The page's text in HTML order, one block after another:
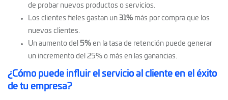
de probar nuevos productos o servicios.
Los clientes fieles gastan un 31% más por compra que los
nuevos clientes.
Un aumento del 5% en la tasa de retención puede generar
un incremento del 25% o más en las ganancias.
¿Cómo puede influir el servicio al cliente en el éxito
de tu empresa?